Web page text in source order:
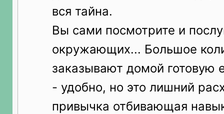
вся тайна.
Вы сами посмотрите и
окружающих... Большое
заказывают домой готовую
- удобно, но это лишний
привычка отбивающая